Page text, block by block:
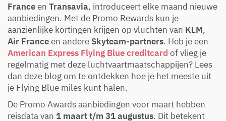
Franceen Transavia, introduceert elke maand nieuwe
aanbiedingen. Met de Promo Rewards kun je
aanzienlijke kortingen krijgen op vluchten van KLM,
Air Franceen andere Skyteam-partners. Heb je een
American Express Flying Blue creditcard of vlieg je
regelmatig met deze luchtvaartmaatschappijen? Lees
dan deze blog om te ontdekken hoe je het meeste uit
je Flying Blue miles kunt halen.
De Promo Awards aanbiedingen voor maart hebben
reisdata van 1 maart t/m 31 augustus. Dit betekent